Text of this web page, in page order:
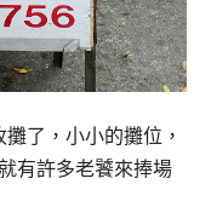
了，小小的攤位，
有許多老饕來捧場